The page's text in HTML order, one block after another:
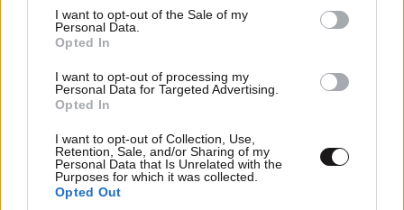
consent section.
I want to opt-out of the Sale of my
Personal Data.
Opted In
I want to opt-out of processing my
Personal Data for Targeted Advertising.
Opted In
I want to opt-out of Collection, Use,
Retention, Sale, and/or Sharing of my
Personal Data that Is Unrelated with the
Purposes for which it was collected.
Opted Out
και μάθετε πρώτοι όλες τις ειδήσεις